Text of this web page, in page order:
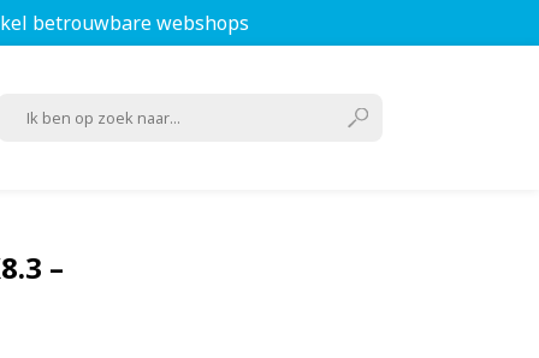
betrouwbare webshops
–